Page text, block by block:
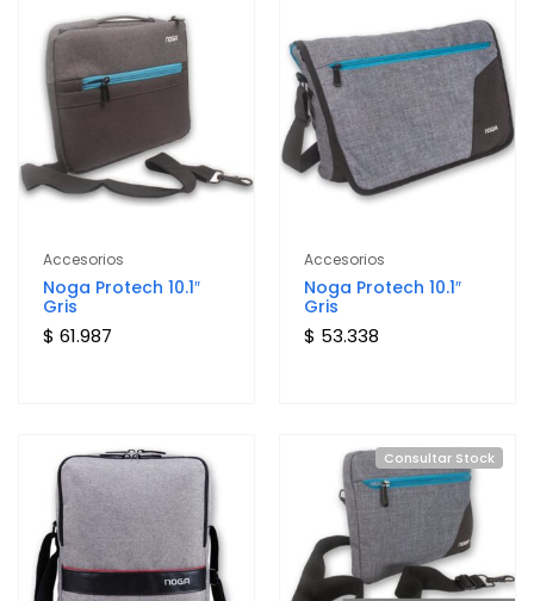
Accesorios
Noga Protech 10.1″
Gris
$ 61.987
Accesorios
Noga Protech 10.1″
Gris
$ 53.338
Consultar Stock